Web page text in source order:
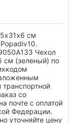
см
Чехол
см (зеленый) по
со
почте с оплатой
Федерации.
уточняйте цену